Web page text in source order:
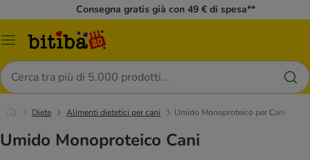
Consegna gratis già con 49 € di spesa**
Overview
Cerca
Diete Alimenti dietetici per cani Umido Monoproteico per Cani
Umido Monoproteico Cani